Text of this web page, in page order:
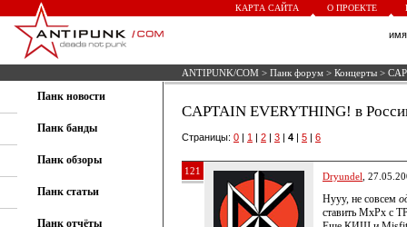
КАРТА САЙТА О ПРОЕКТЕ
ANTIPUNK/COM > Панк форум > Концерты >
Панк новости
Панк банды
Панк обзоры
Панк статьи
Панк отчёты
CAPTAIN EVERYTHING! в
Страницы: 0 | 1 | 2 | 3 | 4 | 5 | 6
121 Dryundel ,
Нууу, не совсем
ставить MxPx с